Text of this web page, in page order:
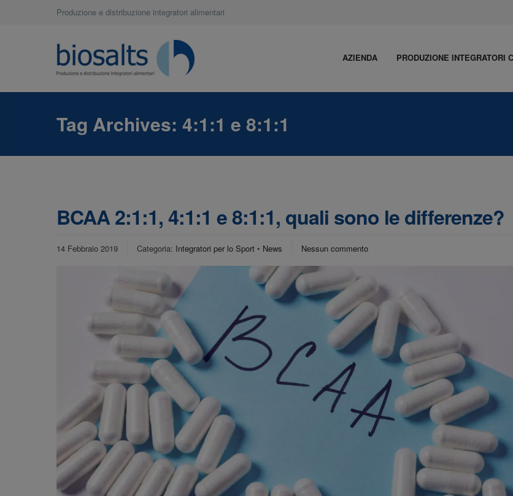
Produzione e distribuzione integratori alimentari
AZIENDA PRODUZIONE INTEGRATORI
Tag Archives: 4:1:1 e 8:1:1
BCAA 2:1:1, 4:1:1 e 8:1:1, quali sono le differenze?
14 Febbraio 2019 Categoria: Integratori per lo Sport • News Nessun commento